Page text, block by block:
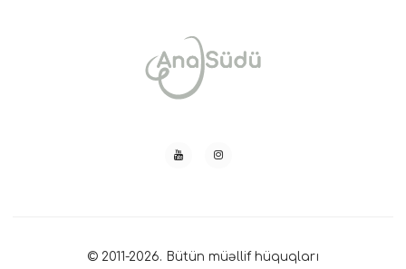
© 2011-2026. Bütün müəllif hüquqları